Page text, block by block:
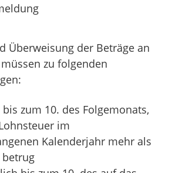
Überweisung der Beträge an
zu folgenden
zum 10. des Folgemonats,
im
Kalenderjahr mehr als
betrug